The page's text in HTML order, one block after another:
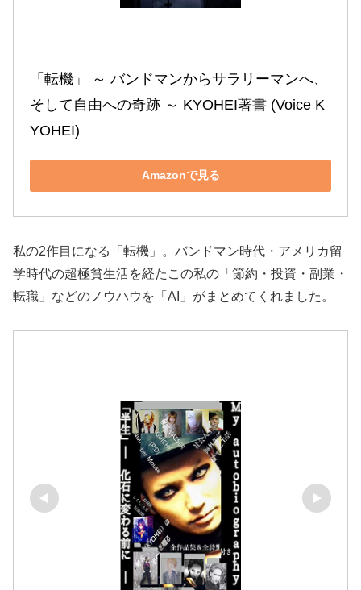
「転機」 ～ バンドマンからサラリーマンへ、
そして自由への奇跡 ～ KYOHEI著書 (Voice K
YOHEI)
Amazonで見る
私の2作目になる「転機」。バンドマン時代・アメリカ留
学時代の超極貧生活を経たこの私の「節約・投資・副業・
転職」などのノウハウを「AI」がまとめてくれました。